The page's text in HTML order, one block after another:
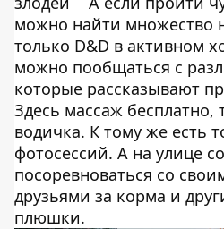
можно найти множество
только D&D в активном
можно пообщаться с
которые рассказывают
Здесь массаж
водичка. К тому же есть
фотосессий. А на улице
посоревноваться со
друзьями за корма и
плюшки.